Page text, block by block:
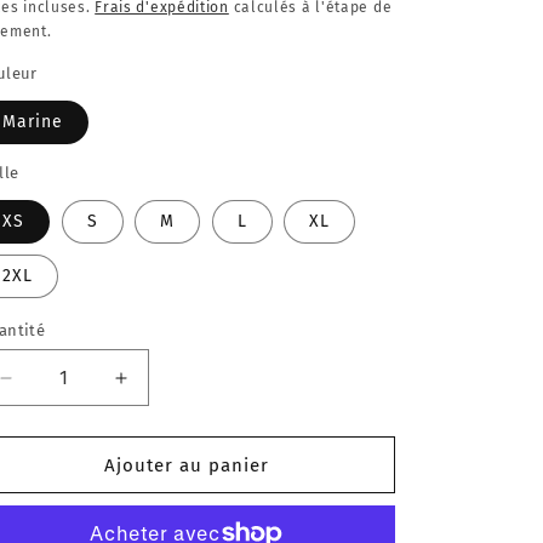
incluses. Frais d'expédition calculés à l'étape de
Marine
XS S M L XL
2XL
Réduire
la
quantité
PULL
Augmenter
la
quantité
de
PULL
Ajouter au panier